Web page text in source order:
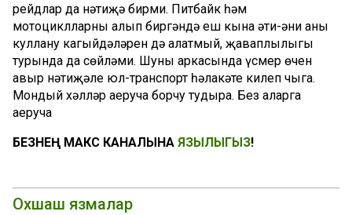
рейдлар да нәтиҗә бирми. Питбайк һәм
мотоциклларны алып биргәндә еш кына әти-әни аны
куллану кагыйдәләрен дә аңлатмый, җаваплылыгы
турында да сөйләми. Шуның аркасында үсмер өчен
авыр нәтиҗәле юл-транспорт һәлакәте килеп чыга.
Мондый хәлләр аеруча борчу тудыра. Без аларга
аеруча
БЕЗНЕҢ МАКС КАНАЛЫНА ЯЗЫЛЫГЫЗ!
Охшаш язмалар